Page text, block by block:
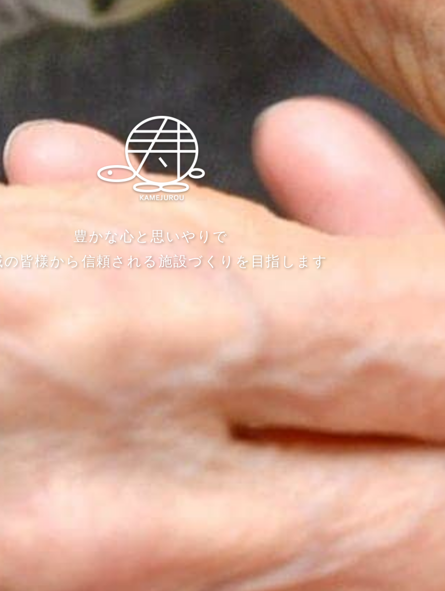
豊かな心と思いやりで
の皆様から信頼される施設づくりを目指します